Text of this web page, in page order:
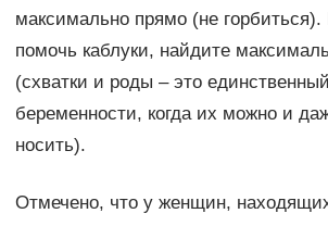
максимально прямо (не горбиться).
помочь каблуки, найдите
(схватки и роды – это
беременности, когда их можно и
носить).
Отмечено, что у женщин,